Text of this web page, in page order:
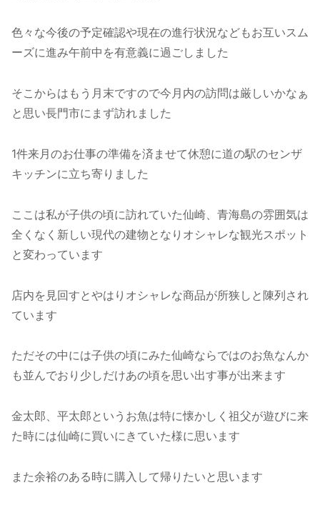
色々な今後の予定確認や現在の進行状況などもお互いスム
ーズに進み午前中を有意義に過ごしました
そこからはもう月末ですので今月内の訪問は厳しいかなぁ
と思い長門市にまず訪れました
1件来月のお仕事の準備を済ませて休憩に道の駅のセンザ
キッチンに立ち寄りました
ここは私が子供の頃に訪れていた仙崎、青海島の雰囲気は
全くなく新しい現代の建物となりオシャレな観光スポット
と変わっています
店内を見回すとやはりオシャレな商品が所狭しと陳列され
ています
ただその中には子供の頃にみた仙崎ならではのお魚なんか
も並んでおり少しだけあの頃を思い出す事が出来ます
金太郎、平太郎というお魚は特に懐かしく祖父が遊びに来
た時には仙崎に買いにきていた様に思います
また余裕のある時に購入して帰りたいと思います